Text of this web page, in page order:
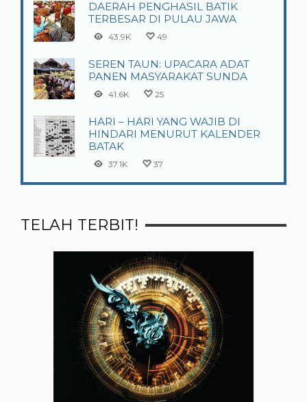
DAERAH PENGHASIL BATIK
TERBESAR DI PULAU JAWA
43.9K 49
SEREN TAUN: UPACARA ADAT
PANEN MASYARAKAT SUNDA
41.6K 25
HARI – HARI YANG WAJIB DI
HINDARI MENURUT KALENDER
BATAK
37.1K 37
TELAH TERBIT!